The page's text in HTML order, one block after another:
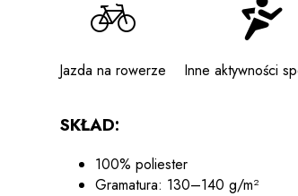
Jazda na rowerze Inne aktywności
SKŁAD:
100% poliester
Gramatura: 130–140 g/m²